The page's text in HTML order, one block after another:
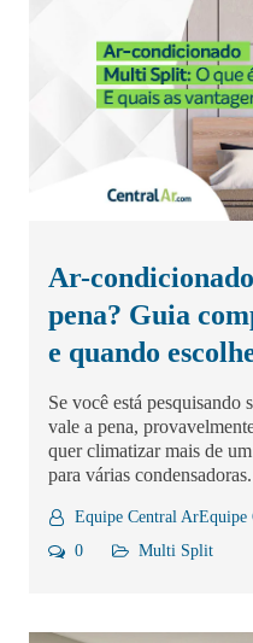
Ar-
pena? Guia
e quando
Se você está
vale a pena,
quer climatizar mais de
para várias condensadoras.
Equipe Central ArEquipe
0
Multi Split